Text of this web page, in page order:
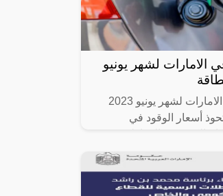
الامارات لشهر يونيو
اسعار الوقود في الامارات لشهر يونيو 2023
أسعار الوقود في